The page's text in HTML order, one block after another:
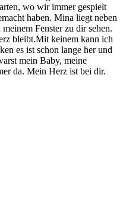
wo wir immer gespielt
haben. Mina liegt neben
Fenster zu dir sehen.
bleibt.Mit keinem kann ich
es ist schon lange her und
mein Baby, meine
da. Mein Herz ist bei dir.